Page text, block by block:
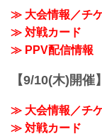
≫ 大会情報／チ
≫ 対戦カード
≫ PPV配信情報
【9/10(木)開
≫ 大会情報／チ
≫ 対戦カード